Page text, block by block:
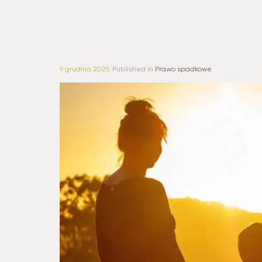
9 grudnia 2025 Published in Prawo spadkowe